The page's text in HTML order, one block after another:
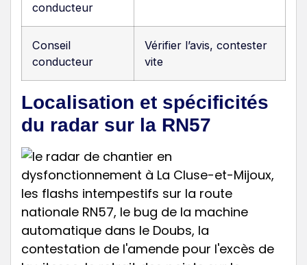
conducteur
Conseil
conducteur
Vérifier l’avis, contester
vite
Localisation et spécificités
du radar sur la RN57